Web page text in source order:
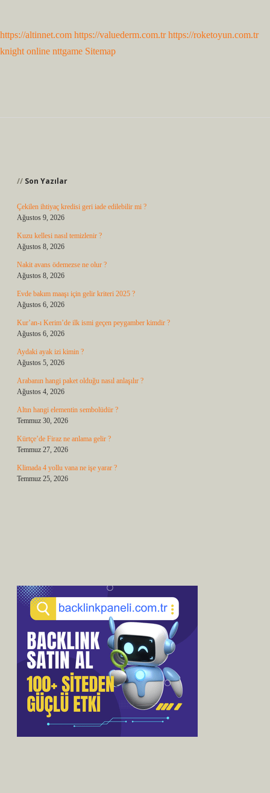
https://altinnet.com https://valuederm.com.tr https://roketoyun.com.tr
knight online nttgame Sitemap
Son Yazılar
Çekilen ihtiyaç kredisi geri iade edilebilir mi ?
Ağustos 9, 2026
Kuzu kellesi nasıl temizlenir ?
Ağustos 8, 2026
Nakit avans ödemezse ne olur ?
Ağustos 8, 2026
Evde bakım maaşı için gelir kriteri 2025 ?
Ağustos 6, 2026
Kur’an-ı Kerim’de ilk ismi geçen peygamber kimdir ?
Ağustos 6, 2026
Aydaki ayak izi kimin ?
Ağustos 5, 2026
Arabanın hangi paket olduğu nasıl anlaşılır ?
Ağustos 4, 2026
Altın hangi elementin sembolüdür ?
Temmuz 30, 2026
Kürtçe’de Firaz ne anlama gelir ?
Temmuz 27, 2026
Klimada 4 yollu vana ne işe yarar ?
Temmuz 25, 2026